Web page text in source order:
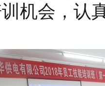
机会，认